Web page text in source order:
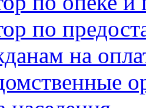
по
на